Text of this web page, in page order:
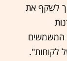
לשקף את
המשמשים
לקוחות".